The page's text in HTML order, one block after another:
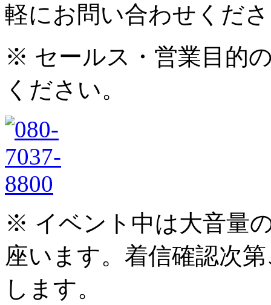
軽にお問い合わせくだ
※ セールス・営業目的
ください。
※ イベント中は大音量
座います。着信確認次
します。